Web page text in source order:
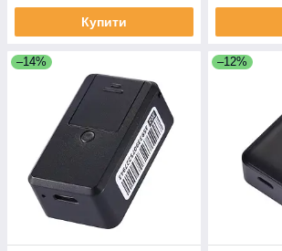
Купити
–14% –12%